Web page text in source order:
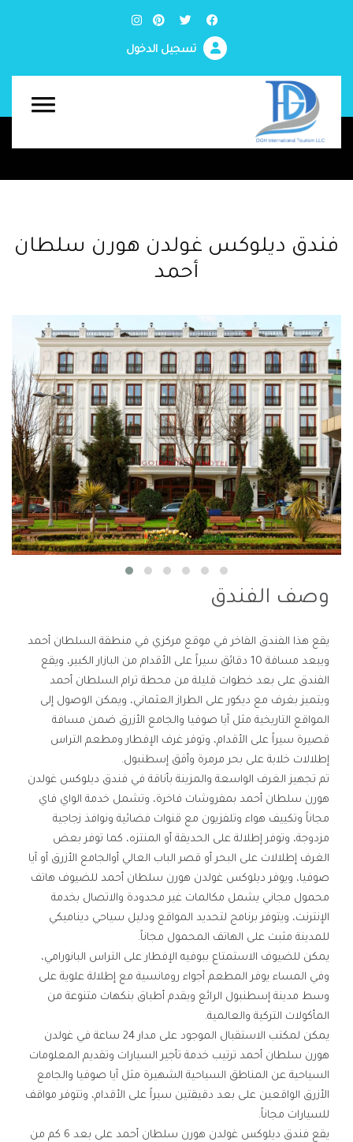
تسجيل الدخول
فندق ديلوكس غولدن هورن سلطان
أحمد
وصف الفندق
يقع هذا الفندق الفاخر في موقع مركزي في منطقة السلطان أحمد
ويبعد مسافة 10 دقائق سيراً على الأقدام من البازار الكبير، ويقع
الفندق على بعد خطوات قليلة من محطة ترام السلطان أحمد
ويتميز بغرف مع ديكور على الطراز العثماني، ويمكن الوصول إلى
المواقع التاريخية مثل آيا صوفيا والجامع الأزرق ضمن مسافة
قصيرة سيراً على الأقدام، وتوفر غرف الإفطار ومطعم التراس
إطلالات خلابة على بحر مرمرة وأفق إسطنبول.
تم تجهيز الغرف الواسعة والمزينة بأناقة في فندق ديلوكس غولدن
هورن سلطان أحمد بمفروشات فاخرة، وتشمل خدمة الواي فاي
مجاناً وتكييف هواء وتلفزيون مع قنوات فضائية ونوافذ زجاجية
مزدوجة، وتوفر إطلالة على الحديقة أو المنتزه، كما توفر بعض
الغرف إطلالات على البحر أو قصر الباب العالي أوالجامع الأزرق أو آيا
صوفيا، ويوفر ديلوكس غولدن هورن سلطان أحمد للضيوف هاتف
محمول مجاني يشمل مكالمات غير محدودة والاتصال بخدمة
الإنترنت، ويتوفر برنامج لتحديد المواقع ودليل سياحي ديناميكي
للمدينة مثبت على الهاتف المحمول مجاناً.
يمكن للضيوف الاستمتاع ببوفيه الإفطار على التراس البانورامي،
وفي المساء يوفر المطعم أجواء رومانسية مع إطلالة علوية على
وسط مدينة إسطنبول الرائع ويقدم أطباق بنكهات متنوعة من
المأكولات التركية والعالمية.
يمكن لمكتب الاستقبال الموجود على مدار 24 ساعة في غولدن
هورن سلطان أحمد ترتيب خدمة تأجير السيارات وتقديم المعلومات
السياحية عن المناطق السياحية الشهيرة مثل آيا صوفيا والجامع
الأزرق الواقعين على بعد دقيقتين سيراً على الأقدام، وتتوفر مواقف
للسيارات مجاناً.
يقع فندق ديلوكس غولدن هورن سلطان أحمد على بعد 6 كم من